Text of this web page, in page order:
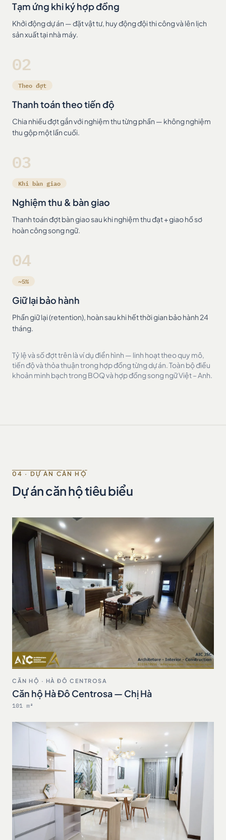
Tạm ứng khi ký hợp đồng
Khởi động dự án — đặt vật tư, huy động đội thi công và lên lịch
sản xuất tại nhà máy.
02
Theo đợt
Thanh toán theo tiến độ
Chia nhiều đợt gắn với nghiệm thu từng phần — không nghiệm
thu gộp một lần cuối.
03
Khi bàn giao
Nghiệm thu & bàn giao
Thanh toán đợt bàn giao sau khi nghiệm thu đạt + giao hồ sơ
hoàn công song ngữ.
04
~5%
Giữ lại bảo hành
Phần giữ lại (retention), hoàn sau khi hết thời gian bảo hành 24
tháng.
Tỷ lệ và số đợt trên là ví dụ điển hình — linh hoạt theo quy mô,
tiến độ và thỏa thuận trong hợp đồng từng dự án. Toàn bộ điều
khoản minh bạch trong BOQ và hợp đồng song ngữ Việt – Anh.
04 · DỰ ÁN CĂN HỘ
Dự án căn hộ tiêu biểu
CĂN HỘ · HÀ ĐÔ CENTROSA
Căn hộ Hà Đô Centrosa — Chị Hà
101 m²